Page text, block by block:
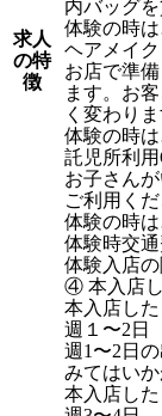
求人
の特
徴
内バッグ
体験の時
ヘアメイク
お店で準
ます。お
く変わりま
体験の時
託児所利
お子さん
ご利用くだ
体験の時
体験時交
体験入店
④ 本入店
本入店し
週１〜2日
週1〜2日
みてはいか
本入店し